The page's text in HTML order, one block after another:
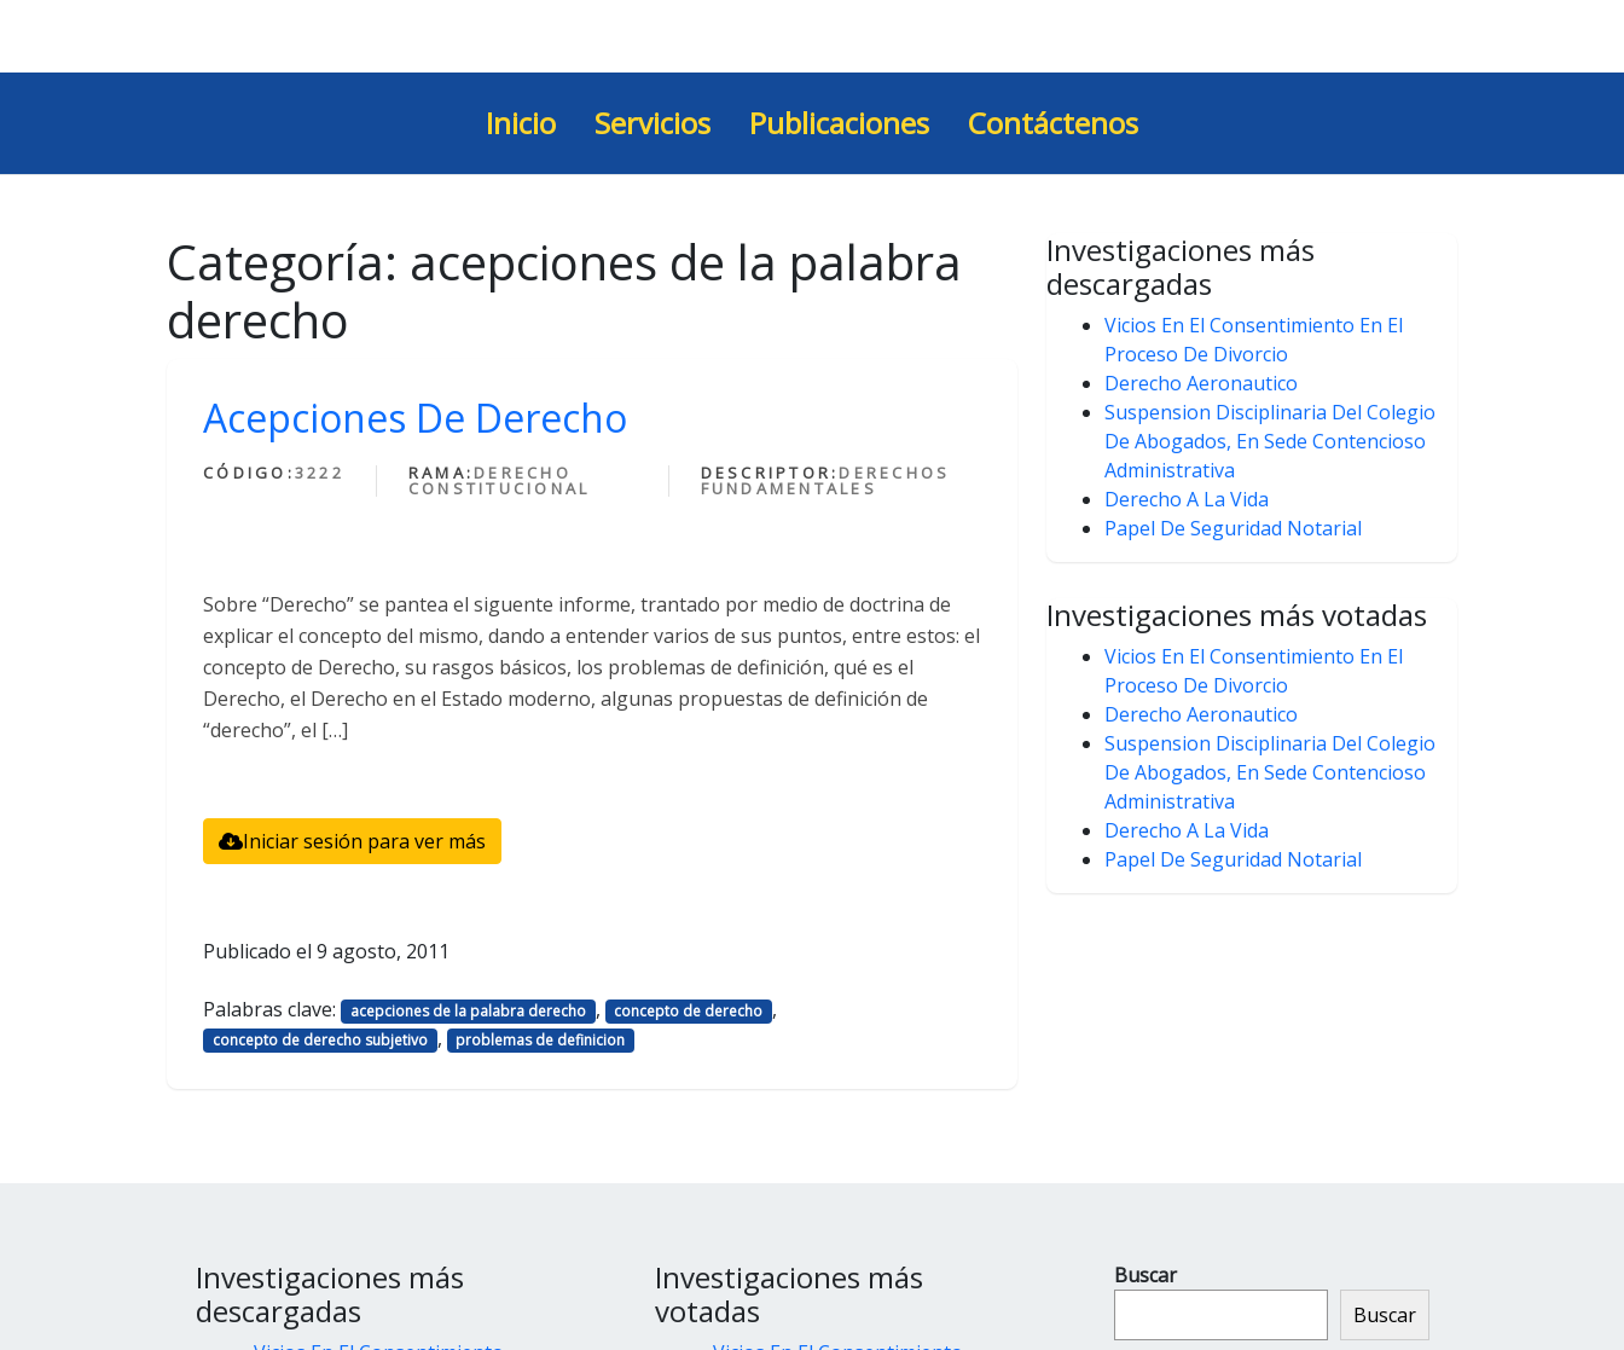
Inicio Servicios Publicaciones Contáctenos
Categoría: acepciones de la palabra
derecho
Acepciones De Derecho
CÓDIGO:3222 RAMA: DERECHO
CONSTITUCIONAL
DESCRIPTOR: DERECHOS
FUNDAMENTALES
Sobre “Derecho” se pantea el siguente informe, trantado por medio de doctrina de
explicar el concepto del mismo, dando a entender varios de sus puntos, entre estos: el
concepto de Derecho, su rasgos básicos, los problemas de definición, qué es el
Derecho, el Derecho en el Estado moderno, algunas propuestas de definición de
“derecho”, el […]
Iniciar sesión para ver más
Publicado el 9 agosto, 2011
Palabras clave: acepciones de la palabra derecho , concepto de derecho ,
concepto de derecho subjetivo , problemas de definicion
Investigaciones más
descargadas
Vicios En El Consentimiento En El
Proceso De Divorcio
Derecho Aeronautico
Suspension Disciplinaria Del Colegio
De Abogados, En Sede Contencioso
Administrativa
Derecho A La Vida
Papel De Seguridad Notarial
Investigaciones más votadas
Vicios En El Consentimiento En El
Proceso De Divorcio
Derecho Aeronautico
Suspension Disciplinaria Del Colegio
De Abogados, En Sede Contencioso
Administrativa
Derecho A La Vida
Papel De Seguridad Notarial
Investigaciones más
descargadas
Investigaciones más
votadas
Buscar
Buscar